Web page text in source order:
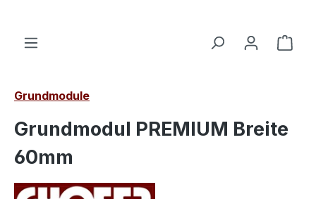
Grundmodule
Grundmodul PREMIUM Breite
60mm